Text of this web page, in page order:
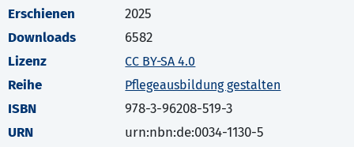
Erschienen
2025
Downloads
6582
Lizenz
CC BY-SA 4.0
Reihe Pflegeausbildung gestalten
ISBN
978-3-96208-519-3
URN
urn:nbn:de:0034-1130-5